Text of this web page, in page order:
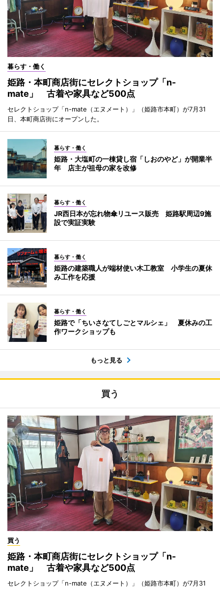
暮らす・働く
姫路・本町商店街にセレクトショップ「n-
mate」 古着や家具など500点
セレクトショップ「n-mate（エヌメート）」（姫路市本町）が7月31
日、本町商店街にオープンした。
暮らす・働く
姫路・大塩町の一棟貸し宿「しおのやど」が開業半
年 店主が祖母の家を改修
暮らす・働く
JR西日本が忘れ物傘リユース販売 姫路駅周辺9施
設で実証実験
暮らす・働く
姫路の建築職人が端材使い木工教室 小学生の夏休
み工作を応援
暮らす・働く
姫路で「ちいさなてしごとマルシェ」 夏休みの工
作ワークショップも
もっと見る
買う
買う
姫路・本町商店街にセレクトショップ「n-
mate」 古着や家具など500点
セレクトショップ「n-mate（エヌメート）」（姫路市本町）が7月31